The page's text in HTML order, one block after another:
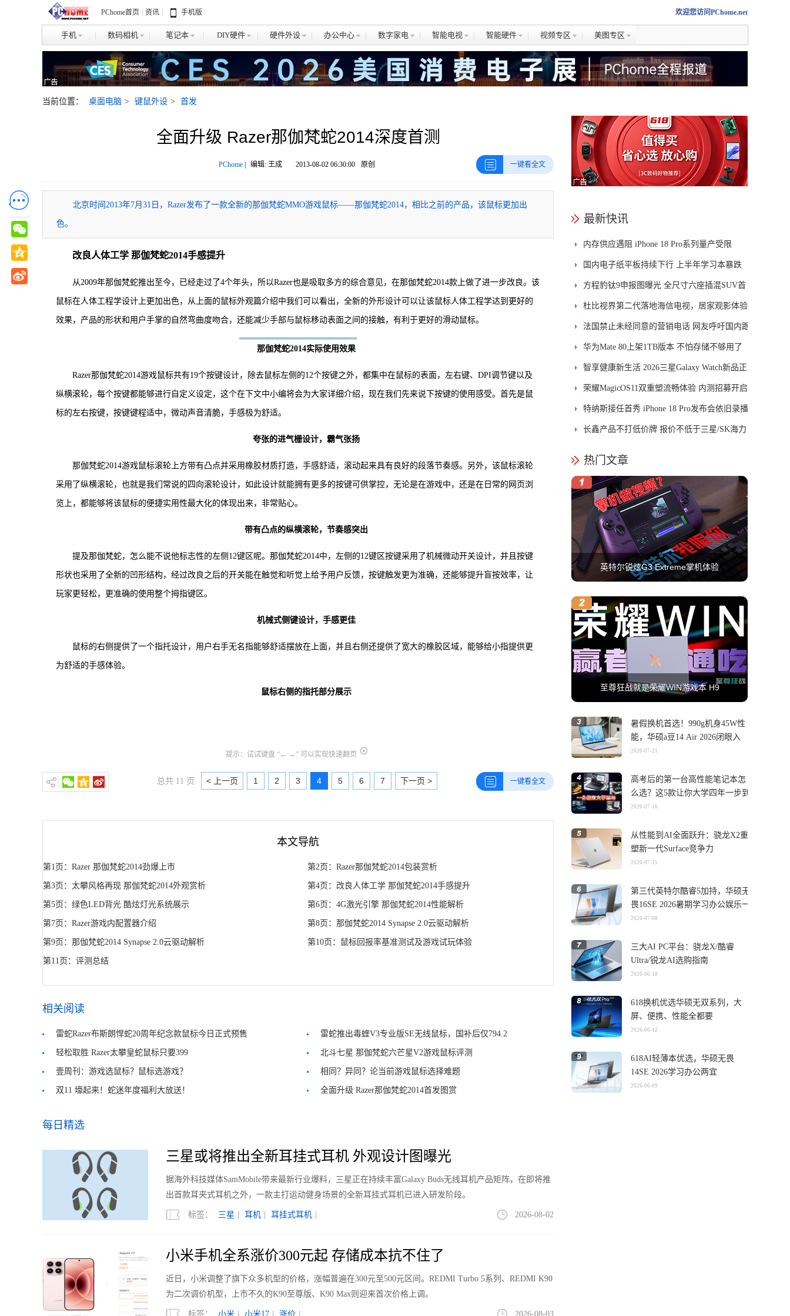
PChome首页 资讯 手机版 欢迎您访问PChome.net
手机 数码相机 笔记本 DIY硬件 硬件外设 办公中心 数字家电 智能电视 智能硬件 视频专区 美图专区
当前位置： 桌面电脑 > 键鼠外设 > 首发
全面升级 Razer那伽梵蛇2014深度首测
PChome| 编辑: 王成 2013-08-02 06:30:00 原创 一键看全文
北京时间2013年7月31日，Razer发布了一款全新的那伽梵蛇MMO游戏鼠标——那伽梵蛇2014，相比之前的产品，该鼠标更加出
色。
改良人体工学 那伽梵蛇2014手感提升
从2009年那伽梵蛇推出至今，已经走过了4个年头，所以Razer也是吸取多方的综合意见，在那伽梵蛇2014款上做了进一步改良。该
鼠标在人体工程学设计上更加出色，从上面的鼠标外观篇介绍中我们可以看出，全新的外形设计可以让该鼠标人体工程学达到更好的
效果，产品的形状和用户手掌的自然弯曲度吻合，还能减少手部与鼠标移动表面之间的接触，有利于更好的滑动鼠标。
那伽梵蛇2014实际使用效果
Razer那伽梵蛇2014游戏鼠标共有19个按键设计，除去鼠标左侧的12个按键之外，都集中在鼠标的表面，左右键、DPI调节键以及
纵横滚轮，每个按键都能够进行自定义设定，这个在下文中小编将会为大家详细介绍，现在我们先来说下按键的使用感受。首先是鼠
标的左右按键，按键键程适中，微动声音清脆，手感极为舒适。
夸张的进气栅设计，霸气张扬
那伽梵蛇2014游戏鼠标滚轮上方带有凸点并采用橡胶材质打造，手感舒适，滚动起来具有良好的段落节奏感。另外，该鼠标滚轮
采用了纵横滚轮，也就是我们常说的四向滚轮设计，如此设计就能拥有更多的按键可供掌控，无论是在游戏中，还是在日常的网页浏
览上，都能够将该鼠标的便捷实用性最大化的体现出来，非常贴心。
带有凸点的纵横滚轮，节奏感突出
提及那伽梵蛇，怎么能不说他标志性的左侧12键区呢。那伽梵蛇2014中，左侧的12键区按键采用了机械微动开关设计，并且按键
形状也采用了全新的凹形结构，经过改良之后的开关能在触觉和听觉上给予用户反馈，按键触发更为准确，还能够提升盲按效率，让
玩家更轻松，更准确的使用整个拇指键区。
机械式侧键设计，手感更佳
鼠标的右侧提供了一个指托设计，用户右手无名指能够舒适摆放在上面，并且右侧还提供了宽大的橡胶区域，能够给小指提供更
为舒适的手感体验。
鼠标右侧的指托部分展示
提示：试试键盘 “← →” 可以实现快速翻页
总共 11 页 < 上一页 1 2 3 4 5 6 7 下一页 > 一键看全文
本文导航
第1页：Razer 那伽梵蛇2014劲爆上市 第2页：Razer那伽梵蛇2014包装赏析
第3页：太攀风格再现 那伽梵蛇2014外观赏析 第4页：改良人体工学 那伽梵蛇2014手感提升
第5页：绿色LED背光 酷炫灯光系统展示 第6页：4G激光引擎 那伽梵蛇2014性能解析
第7页：Razer游戏内配置器介绍 第8页：那伽梵蛇2014 Synapse 2.0云驱动解析
第9页：那伽梵蛇2014 Synapse 2.0云驱动解析 第10页：鼠标回报率基准测试及游戏试玩体验
第11页：评测总结
相关阅读
雷蛇Razer布斯朗悍蛇20周年纪念款鼠标今日正式预售 雷蛇推出毒蝰V3专业版SE无线鼠标，国补后仅794.2
元
轻松取胜 Razer太攀皇蛇鼠标只要399 北斗七星 那伽梵蛇六芒星V2游戏鼠标评测
壹周刊：游戏选鼠标？鼠标选游戏？ 相同？异同？论当前游戏鼠标选择难题
双11 壕起来！蛇迷年度福利大放送！ 全面升级 Razer那伽梵蛇2014首发图赏
每日精选
三星或将推出全新耳挂式耳机 外观设计图曝光
据海外科技媒体SamMobile带来最新行业爆料，三星正在持续丰富Galaxy Buds无线耳机产品矩阵，在即将推
出首款耳夹式耳机之外，一款主打运动健身场景的全新耳挂式耳机已进入研发阶段。
标签： 三星 耳机 耳挂式耳机 2026-08-02
小米手机全系涨价300元起 存储成本抗不住了
近日，小米调整了旗下众多机型的价格，涨幅普遍在300元至500元区间。REDMI Turbo 5系列、REDMI K90
为二次调价机型，上市不久的K90至尊版、K90 Max则迎来首次价格上调。
标签： 小米 小米17 涨价 2026-08-03
最新快讯
内存供应遇阻 iPhone 18 Pro系列量产受限
国内电子纸平板持续下行 上半年学习本暴跌
84.6%
方程豹钛9申报图曝光 全尺寸六座插混SUV首
发DMS
杜比视界第二代落地海信电视，居家观影体验
能迎来哪些升级？
法国禁止未经同意的营销电话 网友呼吁国内跟
进
华为Mate 80上架1TB版本 不怕存储不够用了
智享健康新生活 2026三星Galaxy Watch新品正
式开售
荣耀MagicOS11双重塑流畅体验 内测招募开启
特纳斯接任首秀 iPhone 18 Pro发布会依旧录播
长鑫产品不打低价牌 报价不低于三星/SK海力
热门文章
英特尔锐炫G3 Extreme掌机体验
至尊狂战就是荣耀WIN游戏本 H9
暑假换机首选！990g机身45W性
能，华硕a豆14 Air 2026闭眼入
2026-07-21
高考后的第一台高性能笔记本怎
么选？这5款让你大学四年一步到
位
2026-07-16
从性能到AI全面跃升：骁龙X2重
塑新一代Surface竞争力
2026-07-15
第三代英特尔酷睿5加持，华硕无
畏16SE 2026暑期学习办公娱乐一
机搞定
2026-07-08
三大AI PC平台：骁龙X/酷睿
Ultra/锐龙AI选购指南
2026-06-19
618换机优选华硕无双系列，大
屏、便携、性能全都要
2026-06-12
618AI轻薄本优选，华硕无畏
14SE 2026学习办公两宜
2026-06-09